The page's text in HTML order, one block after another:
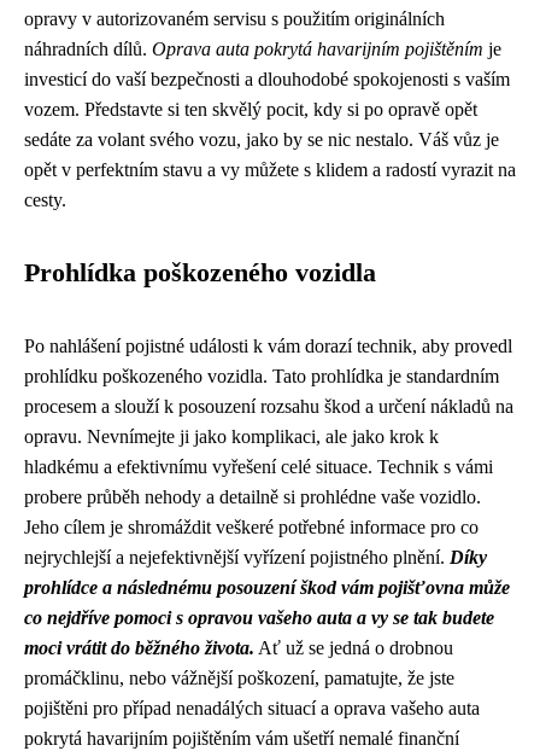
opravy v autorizovaném servisu s použitím originálních
náhradních dílů. Oprava auta pokrytá havarijním pojištěním je
investicí do vaší bezpečnosti a dlouhodobé spokojenosti s vaším
vozem. Představte si ten skvělý pocit, kdy si po opravě opět
sedáte za volant svého vozu, jako by se nic nestalo. Váš vůz je
opět v perfektním stavu a vy můžete s klidem a radostí vyrazit na
cesty.
Prohlídka poškozeného vozidla
Po nahlášení pojistné události k vám dorazí technik, aby provedl
prohlídku poškozeného vozidla. Tato prohlídka je standardním
procesem a slouží k posouzení rozsahu škod a určení nákladů na
opravu. Nevnímejte ji jako komplikaci, ale jako krok k
hladkému a efektivnímu vyřešení celé situace. Technik s vámi
probere průběh nehody a detailně si prohlédne vaše vozidlo.
Jeho cílem je shromáždit veškeré potřebné informace pro co
nejrychlejší a nejefektivnější vyřízení pojistného plnění. Díky
prohlídce a následnému posouzení škod vám pojišťovna může
co nejdříve pomoci s opravou vašeho auta a vy se tak budete
moci vrátit do běžného života. Ať už se jedná o drobnou
promáčklinu, nebo vážnější poškození, pamatujte, že jste
pojištěni pro případ nenadálých situací a oprava vašeho auta
pokrytá havarijním pojištěním vám ušetří nemalé finanční